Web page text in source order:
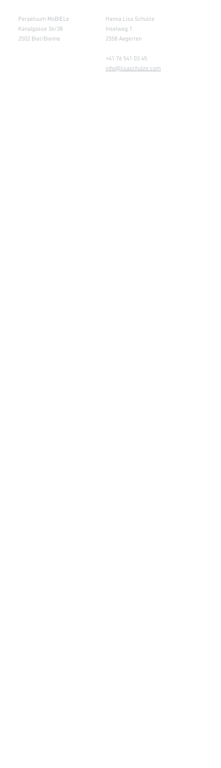
Perpetuum MoBIELe
Kanalgasse 36/38
2502 Biel/Bienne
Hanna Lisa Schulze
Inselweg 1
2558 Aegerten
+41 76 541 03 45
info@lisaschulze.com